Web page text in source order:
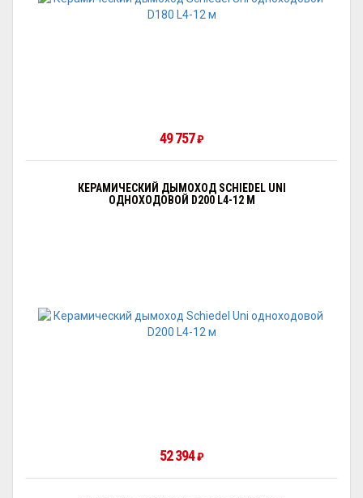
49 757₽
КЕРАМИЧЕСКИЙ ДЫМОХОД SCHIEDEL UNI
ОДНОХОДОВОЙ D200 L4-12 М
52 394₽